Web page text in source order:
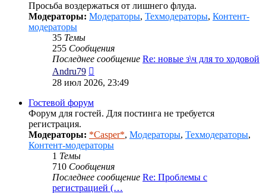
Просьба воздержаться от лишнего флуда.
Модераторы: Модераторы, Техмодераторы, Контент-
модераторы
35 Темы
255 Сообщения
Последнее сообщение Re: новые з\ч для то ходовой
Andru79
к
28 июл 2026, 23:49
Гостевой форум
Форум для гостей. Для постинга не требуется
регистрация.
Модераторы: *Casper*, Модераторы, Техмодераторы,
Контент-модераторы
1 Темы
710 Сообщения
Последнее сообщение Re: Проблемы с
регистрацией (…